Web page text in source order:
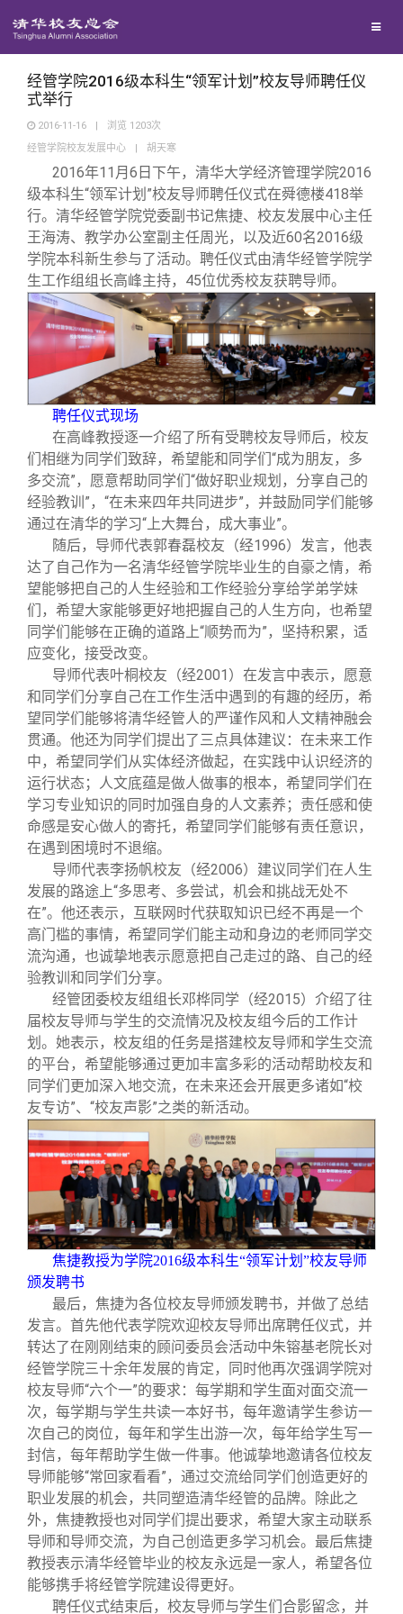
地区联络
年级联络
院系校友工作
专业委员会
兴趣群体
西南联大校友会
回馈母校
捐赠项目
捐赠新闻
捐赠纪事
捐赠方法
义工计划
媒体平台
《清华校友通讯》
《水木清华》
我要订阅
新媒体平台
百年清华
清华人物
清华故事
青春风采
校友文苑
校友讲坛
校友视界
校友服务
终身学习
信息化服务
三创大赛
实用信息
校友总会
总会简介
会长致辞
总会章程
理事会名单
制度法规
联系我们
关闭
经管学院2016级本科生“领军计划”校友导师聘任仪
式举行
2016-11-16 | 浏览 1203次
经管学院校友发展中心
| 胡天寒
2016年11月6日下午，清华大学经济管理学院2016
级本科生“领军计划”校友导师聘任仪式在舜德楼418举
行。清华经管学院党委副书记焦捷、校友发展中心主任
王海涛、教学办公室副主任周光，以及近60名2016级
学院本科新生参与了活动。聘任仪式由清华经管学院学
生工作组组长高峰主持，45位优秀校友获聘导师。
聘任仪式现场
在高峰教授逐一介绍了所有受聘校友导师后，校友
们相继为同学们致辞，希望能和同学们“成为朋友，多
多交流”，愿意帮助同学们“做好职业规划，分享自己的
经验教训”，“在未来四年共同进步”，并鼓励同学们能够
通过在清华的学习“上大舞台，成大事业”。
随后，导师代表郭春磊校友（经1996）发言，他表
达了自己作为一名清华经管学院毕业生的自豪之情，希
望能够把自己的人生经验和工作经验分享给学弟学妹
们，希望大家能够更好地把握自己的人生方向，也希望
同学们能够在正确的道路上“顺势而为”，坚持积累，适
应变化，接受改变。
导师代表叶桐校友（经2001）在发言中表示，愿意
和同学们分享自己在工作生活中遇到的有趣的经历，希
望同学们能够将清华经管人的严谨作风和人文精神融会
贯通。他还为同学们提出了三点具体建议：在未来工作
中，希望同学们从实体经济做起，在实践中认识经济的
运行状态；人文底蕴是做人做事的根本，希望同学们在
学习专业知识的同时加强自身的人文素养；责任感和使
命感是安心做人的寄托，希望同学们能够有责任意识，
在遇到困境时不退缩。
导师代表李扬帆校友（经2006）建议同学们在人生
发展的路途上“多思考、多尝试，机会和挑战无处不
在”。他还表示，互联网时代获取知识已经不再是一个
高门槛的事情，希望同学们能主动和身边的老师同学交
流沟通，也诚挚地表示愿意把自己走过的路、自己的经
验教训和同学们分享。
经管团委校友组组长邓桦同学（经2015）介绍了往
届校友导师与学生的交流情况及校友组今后的工作计
划。她表示，校友组的任务是搭建校友导师和学生交流
的平台，希望能够通过更加丰富多彩的活动帮助校友和
同学们更加深入地交流，在未来还会开展更多诸如“校
友专访”、“校友声影”之类的新活动。
焦捷教授为学院2016级本科生“领军计划”校友导师
颁发聘书
最后，焦捷为各位校友导师颁发聘书，并做了总结
发言。首先他代表学院欢迎校友导师出席聘任仪式，并
转达了在刚刚结束的顾问委员会活动中朱镕基老院长对
经管学院三十余年发展的肯定，同时他再次强调学院对
校友导师“六个一”的要求：每学期和学生面对面交流一
次，每学期与学生共读一本好书，每年邀请学生参访一
次自己的岗位，每年和学生出游一次，每年给学生写一
封信，每年帮助学生做一件事。他诚挚地邀请各位校友
导师能够“常回家看看”，通过交流给同学们创造更好的
职业发展的机会，共同塑造清华经管的品牌。除此之
外，焦捷教授也对同学们提出要求，希望大家主动联系
导师和导师交流，为自己创造更多学习机会。最后焦捷
教授表示清华经管毕业的校友永远是一家人，希望各位
能够携手将经管学院建设得更好。
聘任仪式结束后，校友导师与学生们合影留念，并